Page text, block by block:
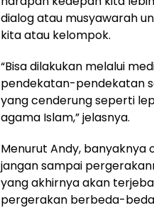
dialog atau musyawarah
kita atau kelompok.
“Bisa dilakukan melalui
pendekatan-pendekatan
yang cenderung seperti
agama Islam,” jelasnya.
Menurut Andy,
jangan sampai
yang akhirnya akan
pergerakan berbeda-